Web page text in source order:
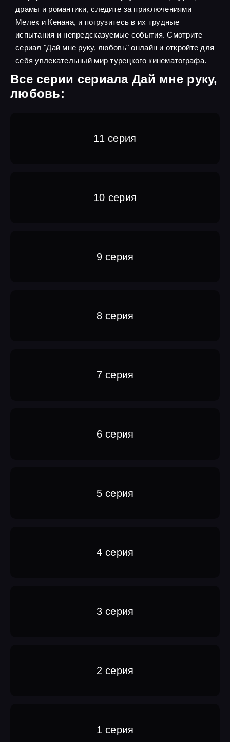
драмы и романтики, следите за приключениями
Мелек и Кенана, и погрузитесь в их трудные
испытания и непредсказуемые события. Смотрите
сериал "Дай мне руку, любовь" онлайн и откройте для
себя увлекательный мир турецкого кинематографа.
Все серии сериала Дай мне руку,
любовь:
11 серия
10 серия
9 серия
8 серия
7 серия
6 серия
5 серия
4 серия
3 серия
2 серия
1 серия